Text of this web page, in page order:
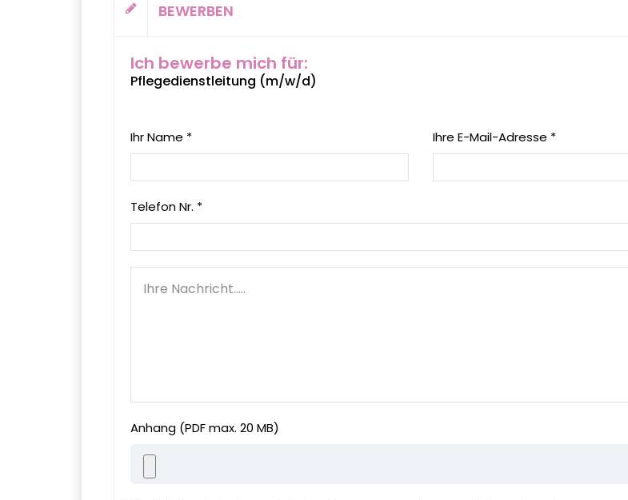
BEWERBEN
Ich bewerbe mich für:
Pflegedienstleitung (m/w/d)
Ihr Name * Ihre E-Mail-Adresse *
Telefon Nr. *
Anhang (PDF max. 20 MB)